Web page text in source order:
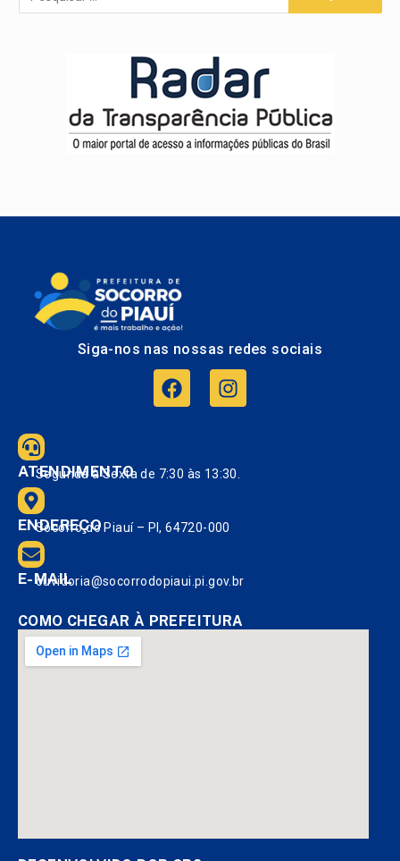
Siga-nos nas nossas redes sociais
ATENDIMENTO
Segunda à Sexta de 7:30 às 13:30.
ENDEREÇO
Socorro do Piauí – PI, 64720-000
E-MAIL
ouvidoria@socorrodopiaui.pi.gov.br
COMO CHEGAR À PREFEITURA